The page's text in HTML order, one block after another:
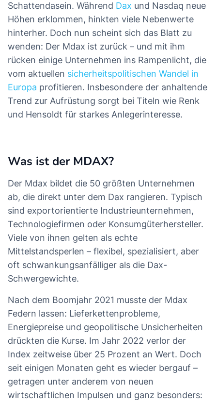
Schattendasein. Während Dax und Nasdaq neue
Höhen erklommen, hinkten viele Nebenwerte
hinterher. Doch nun scheint sich das Blatt zu
wenden: Der Mdax ist zurück – und mit ihm
rücken einige Unternehmen ins Rampenlicht, die
vom aktuellen sicherheitspolitischen Wandel in
Europa profitieren. Insbesondere der anhaltende
Trend zur Aufrüstung sorgt bei Titeln wie Renk
und Hensoldt für starkes Anlegerinteresse.
Was ist der MDAX?
Der Mdax bildet die 50 größten Unternehmen
ab, die direkt unter dem Dax rangieren. Typisch
sind exportorientierte Industrieunternehmen,
Technologiefirmen oder Konsumgüterhersteller.
Viele von ihnen gelten als echte
Mittelstandsperlen – flexibel, spezialisiert, aber
oft schwankungsanfälliger als die Dax-
Schwergewichte.
Nach dem Boomjahr 2021 musste der Mdax
Federn lassen: Lieferkettenprobleme,
Energiepreise und geopolitische Unsicherheiten
drückten die Kurse. Im Jahr 2022 verlor der
Index zeitweise über 25 Prozent an Wert. Doch
seit einigen Monaten geht es wieder bergauf –
getragen unter anderem von neuen
wirtschaftlichen Impulsen und ganz besonders: